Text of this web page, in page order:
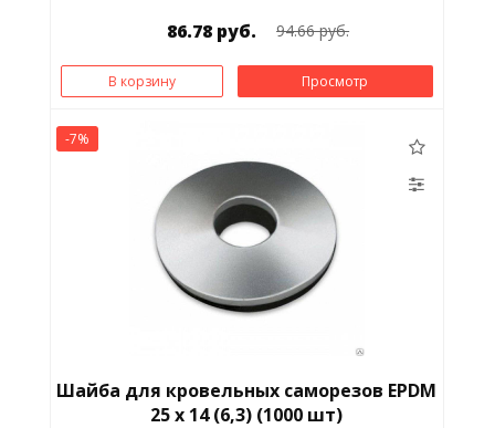
86.78 руб. 94.66 руб.
В корзину Просмотр
-7%
Шайба для кровельных саморезов EPDM
25 x 14 (6,3) (1000 шт)